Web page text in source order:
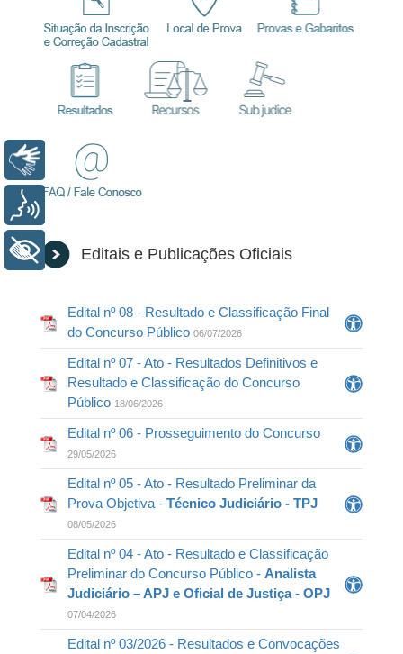
Editais e Publicações Oficiais
Edital nº 08 - Resultado e Classificação Final
do Concurso Público 06/07/2026
Edital nº 07 - Ato - Resultados Definitivos e
Resultado e Classificação do Concurso
Público 18/06/2026
Edital nº 06 - Prosseguimento do Concurso
29/05/2026
Edital nº 05 - Ato - Resultado Preliminar da
Prova Objetiva - Técnico Judiciário - TPJ
08/05/2026
Edital nº 04 - Ato - Resultado e Classificação
Preliminar do Concurso Público - Analista
Judiciário – APJ e Oficial de Justiça - OPJ
07/04/2026
Edital nº 03/2026 - Resultados e Convocações
Libras
+ Acessibilidade